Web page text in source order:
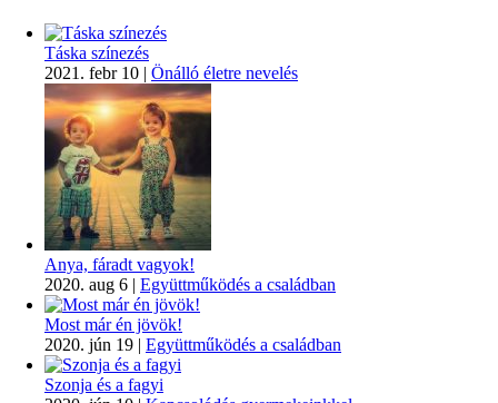
Táska színezés
2021. febr 10 | Önálló életre nevelés
Anya, fáradt vagyok!
2020. aug 6 | Együttműködés a családban
Most már én jövök!
2020. jún 19 | Együttműködés a családban
Szonja és a fagyi